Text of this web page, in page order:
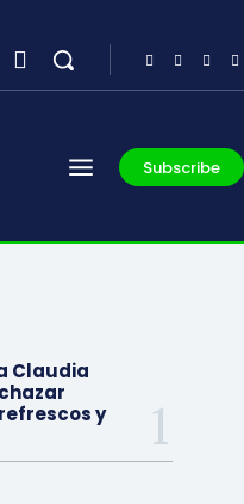
Subscribe
Claudia
y